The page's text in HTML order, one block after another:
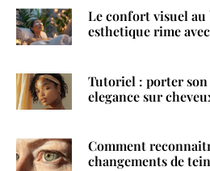
Le confort visuel au
esthetique rime
Tutoriel : porter son
elegance sur
Comment
changements de